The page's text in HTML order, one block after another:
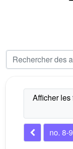
no. 8-9